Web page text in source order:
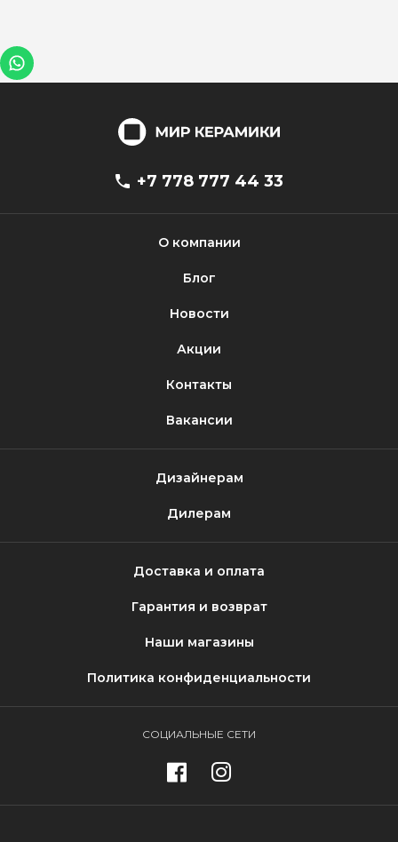
+7 778 777 44 33
О компании
Блог
Новости
Акции
Контакты
Вакансии
Дизайнерам
Дилерам
Доставка и оплата
Гарантия и возврат
Наши магазины
Политика конфиденциальности
СОЦИАЛЬНЫЕ СЕТИ